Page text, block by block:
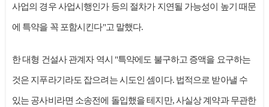
사업의 경우 사업시행인가 등의 절차가 지연될 가능성이 높기 때문
에 특약을 꼭 포함시킨다"고 말했다.
한 대형 건설사 관계자 역시 "특약에도 불구하고 증액을 요구하는
것은 지푸라기라도 잡으려는 시도인 셈이다. 법적으로 받아낼 수
있는 공사비라면 소송전에 돌입했을 테지만, 사실상 계약과 무관한